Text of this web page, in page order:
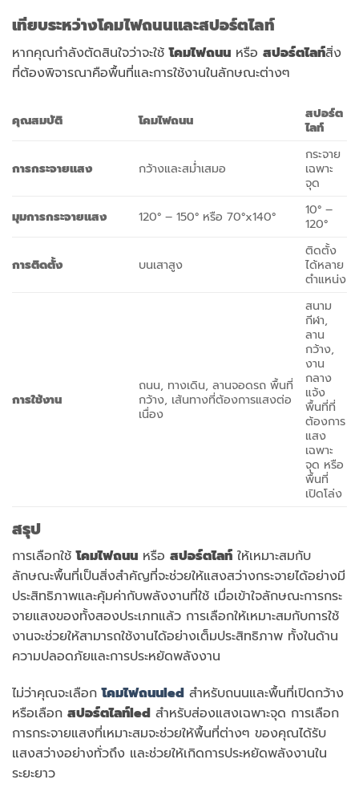
เทียบระหว่างโคมไฟถนนและสปอร์ตไลท์
หากคุณกำลังตัดสินใจว่าจะใช้โคมไฟถนน หรือ สปอร์ตไลท์สิ่ง
ที่ต้องพิจารณาคือพื้นที่และการใช้งานในลักษณะต่างๆ
คุณสมบัติ โคมไฟถนน
สปอร์ต
ไลท์
การกระจายแสง กว้างและสม่ำเสมอ
กระจาย
เฉพาะ
จุด
มุมการกระจายแสง
120° – 150° หรือ 70°x140°
10° –
120°
การติดตั้ง บนเสาสูง
ติดตั้ง
ได้หลาย
ตำแหน่ง
การใช้งาน
ถนน, ทางเดิน, ลานจอดรถ พื้นที่
กว้าง, เส้นทางที่ต้องการแสงต่อ
เนื่อง
สนาม
กีฬา,
ลาน
กว้าง,
งาน
กลาง
แจ้ง
พื้นที่ที่
ต้องการ
แสง
เฉพาะ
จุด หรือ
พื้นที่
เปิดโล่ง
สรุป
การเลือกใช้โคมไฟถนน หรือ สปอร์ตไลท์ ให้เหมาะสมกับ
ลักษณะพื้นที่เป็นสิ่งสำคัญที่จะช่วยให้แสงสว่างกระจายได้อย่างมี
ประสิทธิภาพและคุ้มค่ากับพลังงานที่ใช้ เมื่อเข้าใจลักษณะการกระ
จายแสงของทั้งสองประเภทแล้ว การเลือกให้เหมาะสมกับการใช้
งานจะช่วยให้สามารถใช้งานได้อย่างเต็มประสิทธิภาพ ทั้งในด้าน
ความปลอดภัยและการประหยัดพลังงาน
ไม่ว่าคุณจะเลือกโคมไฟถนนled สำหรับถนนและพื้นที่เปิดกว้าง
หรือเลือก สปอร์ตไลท์led สำหรับส่องแสงเฉพาะจุด การเลือก
การกระจายแสงที่เหมาะสมจะช่วยให้พื้นที่ต่างๆ ของคุณได้รับ
แสงสว่างอย่างทั่วถึง และช่วยให้เกิดการประหยัดพลังงานใน
ระยะยาว